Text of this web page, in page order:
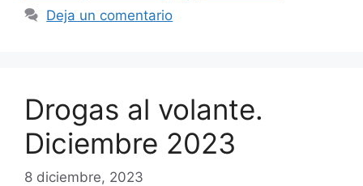
Deja un comentario
Drogas al volante.
Diciembre 2023
8 diciembre, 2023